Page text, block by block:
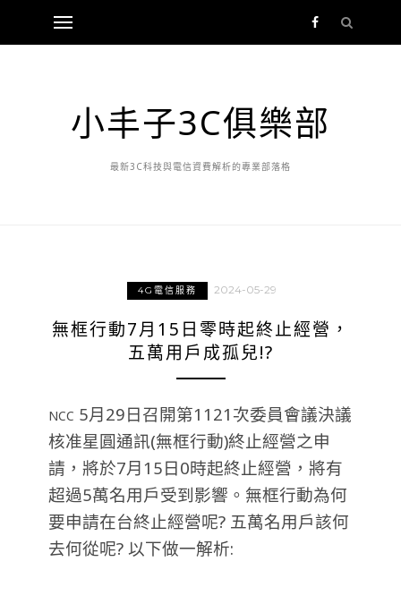
小丰子3C俱樂部
最新3C科技與電信資費解析的專業部落格
4G電信服務 2024-05-29
無框行動7月15日零時起終止經營，
五萬用戶成孤兒!?
NCC 5月29日召開第1121次委員會議決議
核准星圓通訊(無框行動)終止經營之申
請，將於7月15日0時起終止經營，將有
超過5萬名用戶受到影響。無框行動為何
要申請在台終止經營呢? 五萬名用戶該何
去何從呢? 以下做一解析: